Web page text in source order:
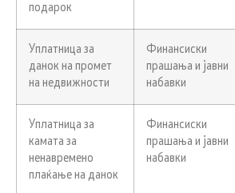
подарок
Уплатница за
данок на промет
на недвижности
Финансиски
прашања и јавни
набавки
Уплатница за
камата за
ненавремено
плаќање на данок
Финансиски
прашања и јавни
набавки